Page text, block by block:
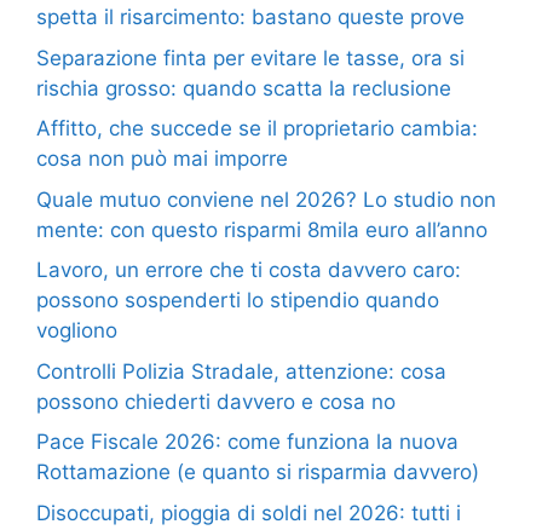
spetta il risarcimento: bastano queste prove
Separazione finta per evitare le tasse, ora si
rischia grosso: quando scatta la reclusione
Affitto, che succede se il proprietario cambia:
cosa non può mai imporre
Quale mutuo conviene nel 2026? Lo studio non
mente: con questo risparmi 8mila euro all’anno
Lavoro, un errore che ti costa davvero caro:
possono sospenderti lo stipendio quando
vogliono
Controlli Polizia Stradale, attenzione: cosa
possono chiederti davvero e cosa no
Pace Fiscale 2026: come funziona la nuova
Rottamazione (e quanto si risparmia davvero)
Disoccupati, pioggia di soldi nel 2026: tutti i